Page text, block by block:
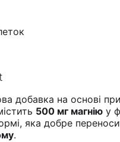
добавка на основі
500 мг магнію у
яка добре
.